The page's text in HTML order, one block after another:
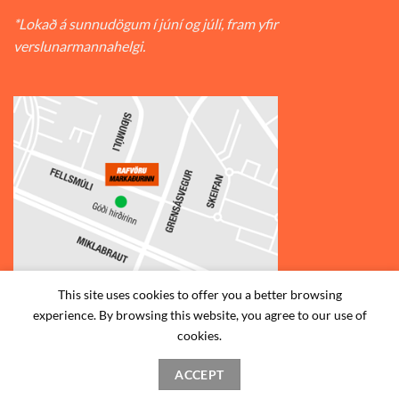
*Lokað á sunnudögum í júní og júlí, fram yfir
verslunarmannahelgi.
© 2026Rafvörumarkaðurinn v/Fellsmúla | Síðumúla 34, 108
Reykjavík | S: 585-2888 |
HAFA SAMBAND
This site uses cookies to offer you a better browsing
experience. By browsing this website, you agree to our use of
cookies.
ACCEPT